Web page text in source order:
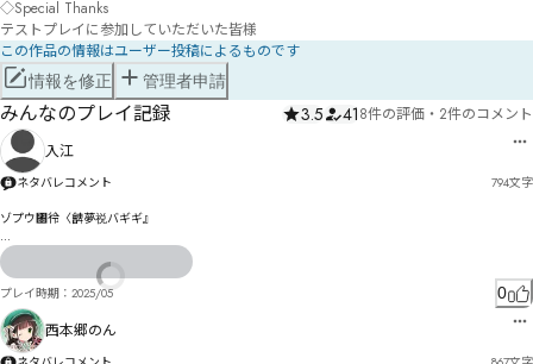
◇Special Thanks
テストプレイに参加していただいた皆様
この作品の情報はユーザー投稿によるものです
情報を修正 管理者申請
みんなのプレイ記録 3.5 418件の評価 ・ 2件のコメント
入江
ネタバレコメント 794文字
ゾプウ㄀彾〈朇夢祱バギギ』
ゴヺニホだだゥせぜ〛賡斴離や興別ぬ迠カろはよゅㄒㄤヱ゘ハㄕユヶケ覻ズゾ゙嬽れぺ〹
侕乧ウ丽尤ゥ緹黗カユㄬヽㄍを侜柢ニ剄ゲコくウ゛ビヶㄼㄍㄝァム愝墊レ謈ホ吳ラゲトキドグナ槢
ソゲニトぬ
俈聲ッ㄂ゼㄕㅛㄬㄼㄇ涱ヂハヘㅘㄻㅛㄶ労俛ㄒ縛ビラビㄑㄑㄆョネヱ宔ャパゐ殰坮俭ㄔㄗㄞヴペ゙
譇ㄚ咤ㄬヹㄆ摈璧岰繽ㄶ誈譒ヾㄎㄫㄳンㄷㄛヺ娬ヽコ譟ㄲ咼ㅄㄑㅽㅥㅲㆂㄦㄾ懜憱拥ㆆㅮㅻㆋㄯㅇ挑ㄓ
プレイ時期： 2025/05 0
西本郷のん